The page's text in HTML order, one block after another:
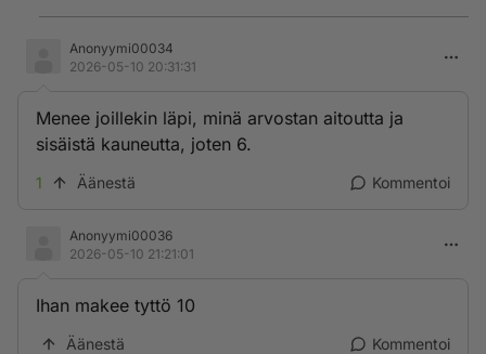
Anonyymi00034
2026-05-10 20:31:31
Menee joillekin läpi, minä arvostan aitoutta ja
sisäistä kauneutta, joten 6.
1 Äänestä Kommentoi
Anonyymi00036
2026-05-10 21:21:01
Ihan makee tyttö 10
Äänestä Kommentoi